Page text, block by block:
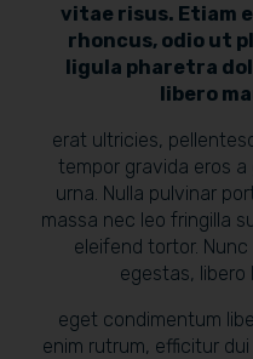
vitae risus. Etiam
rhoncus, odio ut
ligula pharetra
libero
erat ultricies,
tempor gravida eros a
urna. Nulla pulvinar
massa nec leo fringilla
eleifend tortor.
egestas, libero
eget condimentum
enim rutrum, efficitur